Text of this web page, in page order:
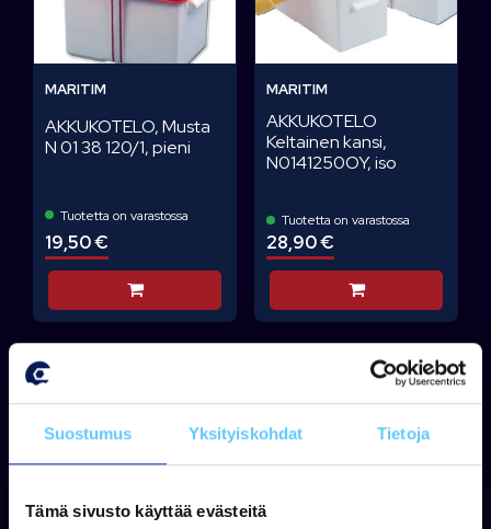
Suostumus Yksityiskohdat Tietoja
Tämä sivusto käyttää evästeitä
MARITIM
AKKUKOTELO, Musta
N 01 38 120/1, pieni
Tuotetta on varastossa
19,50 €
Lisää koriin
MARITIM
AKKUKOTELO
Keltainen kansi,
N0141250OY, iso
Tuotetta on varastossa
28,90 €
Lisää koriin